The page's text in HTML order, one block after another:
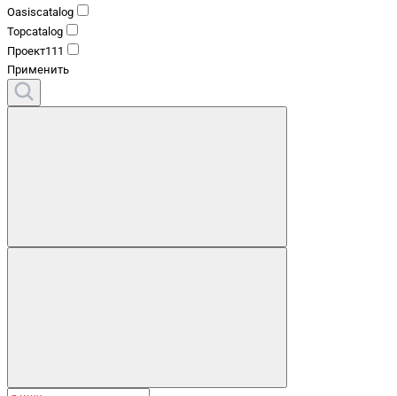
Oasiscatalog
Topcatalog
Проект111
Применить